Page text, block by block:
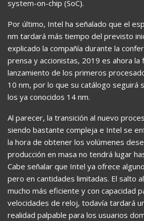
system-on-chip (SoC).
Por último, Intel ha señalado que el
nm tardará más tiempo del previsto
explicado la compañía durante la
prensa y accionistas, 2019 es ahora la
lanzamiento de los primeros
10 nm, por lo que su catálogo seguirá
los ya conocidos 14 nm.
Al parecer, la transición al nuevo
siendo bastante compleja e Intel se
la hora de obtener los volúmenes
producción en masa no tendrá lugar
Cabe señalar que Intel ya ofrece
pero en cantidades limitadas. El salto
mucho más eficiente y con capacidad
velocidades de reloj, todavía tardará
realidad palpable para los usuarios